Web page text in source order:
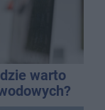
warto